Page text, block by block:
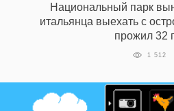
Национальный парк
итальянца выехать с
прожил 32
1 512